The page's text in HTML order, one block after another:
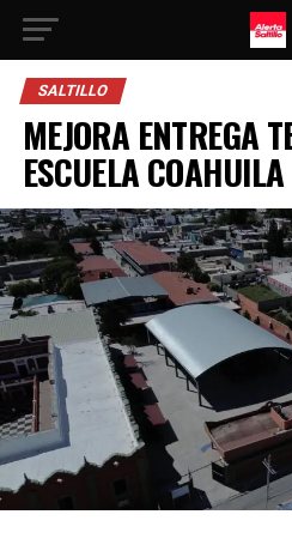
SALTILLO
MEJORA ENTREGA
ESCUELA COAHUILA